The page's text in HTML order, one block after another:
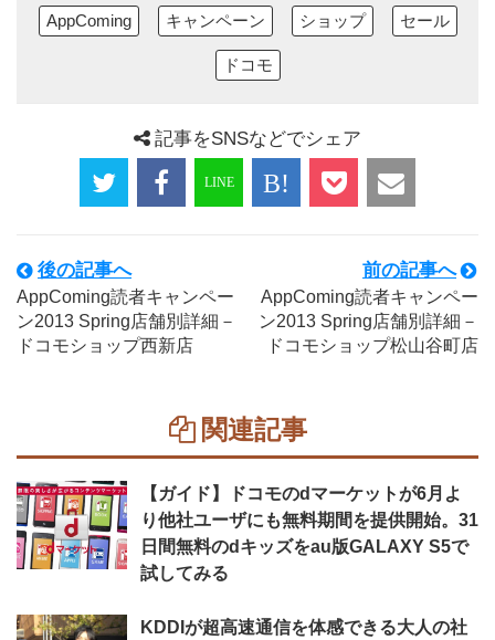
AppComing キャンペーン ショップ セール
ドコモ
記事をSNSなどでシェア
後の記事へ
AppComing読者キャンペー
ン2013 Spring店舗別詳細－
ドコモショップ西新店
前の記事へ
AppComing読者キャンペー
ン2013 Spring店舗別詳細－
ドコモショップ松山谷町店
関連記事
【ガイド】ドコモのdマーケットが6月よ
り他社ユーザにも無料期間を提供開始。31
日間無料のdキッズをau版GALAXY S5で
試してみる
KDDIが超高速通信を体感できる大人の社